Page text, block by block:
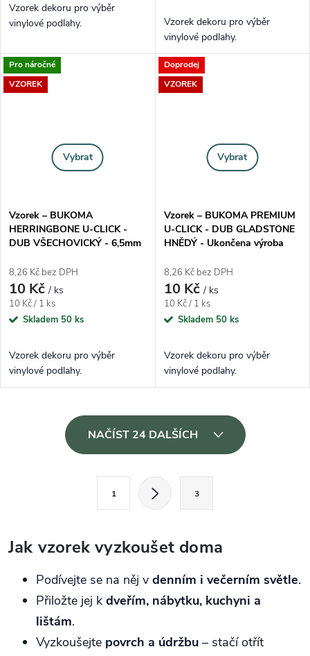
Vzorek dekoru pro výběr
vinylové podlahy.
Vzorek dekoru pro výběr
vinylové podlahy.
Pro náročné
VZOREK
Vybrat
Vzorek – BUKOMA
HERRINGBONE U-CLICK -
DUB VŠECHOVICKÝ - 6,5mm
8,26 Kč bez DPH
10 Kč/ ks
Měrná cena:
10 Kč / 1 ks
Skladem 50 ks
Vzorek dekoru pro výběr
vinylové podlahy.
Doprodej
VZOREK
Vybrat
Vzorek – BUKOMA PREMIUM
U-CLICK - DUB GLADSTONE
HNĚDÝ - Ukončena výroba
8,26 Kč bez DPH
10 Kč/ ks
Měrná cena:
10 Kč / 1 ks
Skladem 50 ks
Vzorek dekoru pro výběr
vinylové podlahy.
Ovládací prvky výpisu
NAČÍST 24 DALŠÍCH
1 3
Jak vzorek vyzkoušet doma
Podívejte se na něj v denním i večerním světle.
Přiložte jej k dveřím, nábytku, kuchyni a
lištám.
Vyzkoušejte povrch a údržbu – stačí otřít